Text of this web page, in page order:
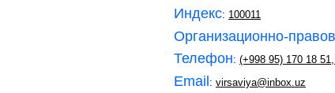
Индекс: 100011
Организационно-
Телефон: (+998 95) 170 18 51,
Email: virsaviya@inbox.uz